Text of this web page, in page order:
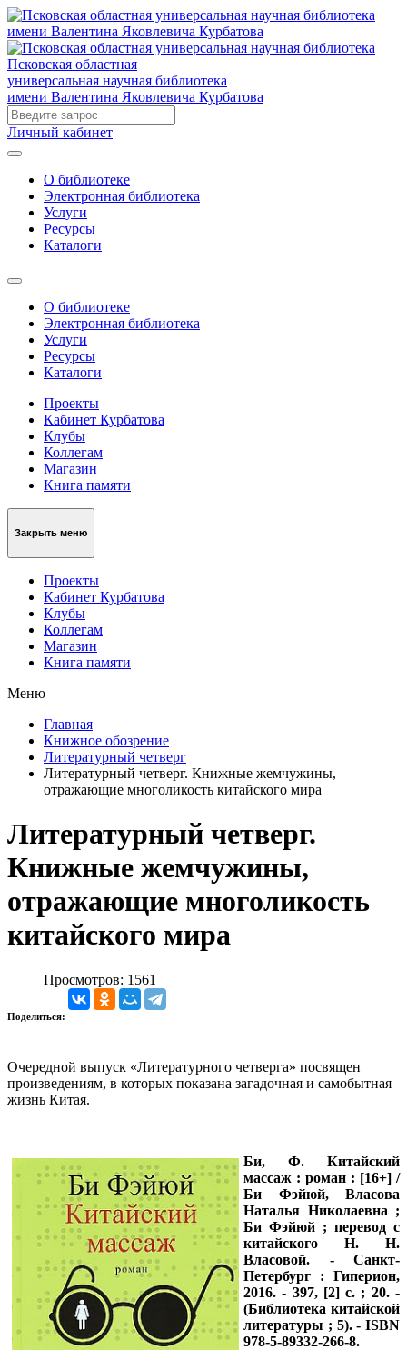
Псковская областная
универсальная научная библиотека
имени Валентина Яковлевича Курбатова
Личный кабинет
О библиотеке
Электронная библиотека
Услуги
Ресурсы
Каталоги
О библиотеке
Электронная библиотека
Услуги
Ресурсы
Каталоги
Проекты
Кабинет Курбатова
Клубы
Коллегам
Магазин
Книга памяти
Закрыть меню
Проекты
Кабинет Курбатова
Клубы
Коллегам
Магазин
Книга памяти
Меню
Главная
Книжное обозрение
Литературный четверг
Литературный четверг. Книжные жемчужины,
отражающие многоликость китайского мира
Литературный четверг.
Книжные жемчужины,
отражающие многоликость
китайского мира
Просмотров: 1561
Поделиться:
Очередной выпуск «Литературного четверга» посвящен
произведениям, в которых показана загадочная и самобытная
жизнь Китая.
Би, Ф. Китайский
массаж : роман : [16+] /
Би Фэйюй, Власова
Наталья Николаевна ;
Би Фэйюй ; перевод с
китайского Н. Н.
Власовой. - Санкт-
Петербург : Гиперион,
2016. - 397, [2] c. ; 20. -
(Библиотека китайской
литературы ; 5). - ISBN
978-5-89332-266-8.